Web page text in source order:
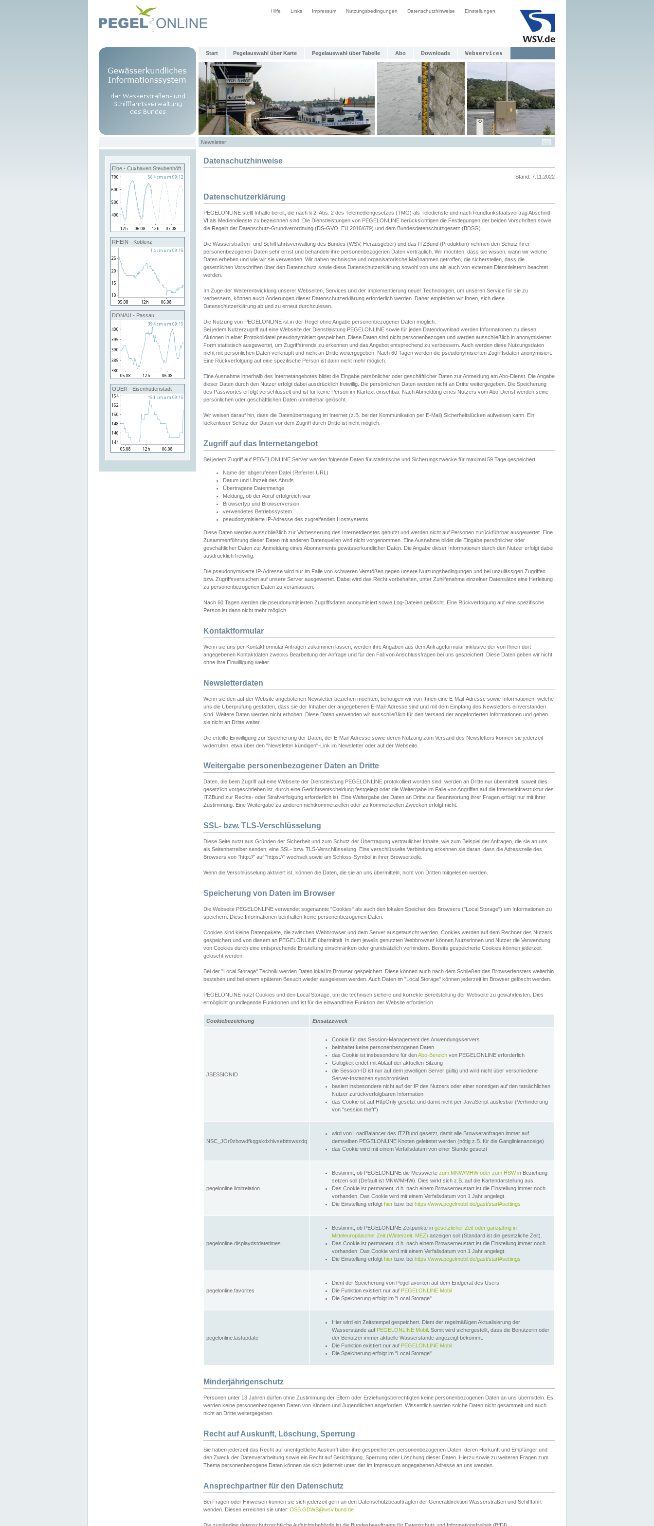
Hilfe Links Impressum Nutzungsbedingungen Datenschutzhinweise Einstellungen
Start Pegelauswahl über Karte Pegelauswahl über Tabelle Abo Downloads Webservices
Newsletter
Elbe - Cuxhaven Steubenhöft
RHEIN - Koblenz
DONAU - Passau
ODER - Eisenhüttenstadt
Datenschutzhinweise
Stand: 7.11.2022
Datenschutzerklärung
PEGELONLINE stellt Inhalte bereit, die nach § 2, Abs. 2 des Telemediengesetzes (TMG) als Teledienste und nach Rundfunkstaatsvertrag Abschnitt
VI als Mediendienste zu bezeichnen sind. Die Dienstleistungen von PEGELONLINE berücksichtigen die Festlegungen der beiden Vorschriften sowie
die Regeln der Datenschutz-Grundverordnung (DS-GVO, EU 2016/679) und dem Bundesdatenschutzgesetz (BDSG).
Die Wasserstraßen- und Schifffahrtsverwaltung des Bundes (WSV, Herausgeber) und das ITZBund (Produktion) nehmen den Schutz ihrer
personenbezogenen Daten sehr ernst und behandeln ihre personenbezogenen Daten vertraulich. Wir möchten, dass sie wissen, wann wir welche
Daten erheben und wie wir sie verwenden. Wir haben technische und organisatorische Maßnahmen getroffen, die sicherstellen, dass die
gesetzlichen Vorschriften über den Datenschutz sowie diese Datenschutzerklärung sowohl von uns als auch von externen Dienstleistern beachtet
werden.
Im Zuge der Weiterentwicklung unserer Webseiten, Services und der Implementierung neuer Technologien, um unseren Service für sie zu
verbessern, können auch Änderungen dieser Datenschutzerklärung erforderlich werden. Daher empfehlen wir Ihnen, sich diese
Datenschutzerklärung ab und zu erneut durchzulesen.
Die Nutzung von PEGELONLINE ist in der Regel ohne Angabe personenbezogener Daten möglich.
Bei jedem Nutzerzugriff auf eine Webseite der Dienstleistung PEGELONLINE sowie für jeden Datendownload werden Informationen zu diesen
Aktionen in einer Protokolldatei pseudonymisiert gespeichert. Diese Daten sind nicht personenbezogen und werden ausschließlich in anonymisierter
Form statistisch ausgewertet, um Zugriffstrends zu erkennen und das Angebot entsprechend zu verbessern. Auch werden diese Nutzungsdaten
nicht mit persönlichen Daten verknüpft und nicht an Dritte weitergegeben. Nach 60 Tagen werden die pseudonymisierten Zugriffsdaten anonymisiert.
Eine Rückverfolgung auf eine spezifische Person ist dann nicht mehr möglich.
Eine Ausnahme innerhalb des Internetangebotes bildet die Eingabe persönlicher oder geschäftlicher Daten zur Anmeldung am Abo-Dienst. Die Angabe
dieser Daten durch den Nutzer erfolgt dabei ausdrücklich freiwillig. Die persönlichen Daten werden nicht an Dritte weitergegeben. Die Speicherung
des Passwortes erfolgt verschlüsselt und ist für keine Person im Klartext einsehbar. Nach Abmeldung eines Nutzers vom Abo-Dienst werden seine
persönlichen oder geschäftlichen Daten unmittelbar gelöscht.
Wir weisen darauf hin, dass die Datenübertragung im Internet (z.B. bei der Kommunikation per E-Mail) Sicherheitslücken aufweisen kann. Ein
lückenloser Schutz der Daten vor dem Zugriff durch Dritte ist nicht möglich.
Zugriff auf das Internetangebot
Bei jedem Zugriff auf PEGELONLINE Server werden folgende Daten für statistische und Sicherungszwecke für maximal 59 Tage gespeichert:
Name der abgerufenen Datei (Referrer URL)
Datum und Uhrzeit des Abrufs
Übertragene Datenmenge
Meldung, ob der Abruf erfolgreich war
Browsertyp und Browserversion
verwendetes Betriebssystem
pseudonymisierte IP-Adresse des zugreifenden Hostsystems
Diese Daten werden ausschließlich zur Verbesserung des Internetdienstes genutzt und werden nicht auf Personen zurückführbar ausgewertet. Eine
Zusammenführung dieser Daten mit anderen Datenquellen wird nicht vorgenommen. Eine Ausnahme bildet die Eingabe persönlicher oder
geschäftlicher Daten zur Anmeldung eines Abonnements gewässerkundlicher Daten. Die Angabe dieser Informationen durch den Nutzer erfolgt dabei
ausdrücklich freiwillig.
Die pseudonymisierte IP-Adresse wird nur im Falle von schweren Verstößen gegen unsere Nutzungsbedingungen und bei unzulässigen Zugriffen
bzw. Zugriffsversuchen auf unsere Server ausgewertet. Dabei wird das Recht vorbehalten, unter Zuhilfenahme einzelner Datensätze eine Herleitung
zu personenbezogenen Daten zu veranlassen.
Nach 60 Tagen werden die pseudonymisierten Zugriffsdaten anonymisiert sowie Log-Dateien gelöscht. Eine Rückverfolgung auf eine spezifische
Person ist dann nicht mehr möglich.
Kontaktformular
Wenn sie uns per Kontaktformular Anfragen zukommen lassen, werden ihre Angaben aus dem Anfrageformular inklusive der von Ihnen dort
angegebenen Kontaktdaten zwecks Bearbeitung der Anfrage und für den Fall von Anschlussfragen bei uns gespeichert. Diese Daten geben wir nicht
ohne ihre Einwilligung weiter.
Newsletterdaten
Wenn sie den auf der Website angebotenen Newsletter beziehen möchten, benötigen wir von Ihnen eine E-Mail-Adresse sowie Informationen, welche
uns die Überprüfung gestatten, dass sie der Inhaber der angegebenen E-Mail-Adresse sind und mit dem Empfang des Newsletters einverstanden
sind. Weitere Daten werden nicht erhoben. Diese Daten verwenden wir ausschließlich für den Versand der angeforderten Informationen und geben
sie nicht an Dritte weiter.
Die erteilte Einwilligung zur Speicherung der Daten, der E-Mail-Adresse sowie deren Nutzung zum Versand des Newsletters können sie jederzeit
widerrufen, etwa über den "Newsletter kündigen"-Link im Newsletter oder auf der Webseite.
Weitergabe personenbezogener Daten an Dritte
Daten, die beim Zugriff auf eine Webseite der Dienstleistung PEGELONLINE protokolliert worden sind, werden an Dritte nur übermittelt, soweit dies
gesetzlich vorgeschrieben ist, durch eine Gerichtsentscheidung festgelegt oder die Weitergabe im Falle von Angriffen auf die Internetinfrastruktur des
ITZBund zur Rechts- oder Strafverfolgung erforderlich ist. Eine Weitergabe der Daten an Dritte zur Beantwortung ihrer Fragen erfolgt nur mit ihrer
Zustimmung. Eine Weitergabe zu anderen nichtkommerziellen oder zu kommerziellen Zwecken erfolgt nicht.
SSL- bzw. TLS-Verschlüsselung
Diese Seite nutzt aus Gründen der Sicherheit und zum Schutz der Übertragung vertraulicher Inhalte, wie zum Beispiel der Anfragen, die sie an uns
als Seitenbetreiber senden, eine SSL- bzw. TLS-Verschlüsselung. Eine verschlüsselte Verbindung erkennen sie daran, dass die Adresszeile des
Browsers von "http://" auf "https://" wechselt sowie am Schloss-Symbol in ihrer Browserzeile.
Wenn die Verschlüsselung aktiviert ist, können die Daten, die sie an uns übermitteln, nicht von Dritten mitgelesen werden.
Speicherung von Daten im Browser
Die Webseite PEGELONLINE verwendet sogenannte "Cookies" als auch den lokalen Speicher des Browsers ("Local Storage") um Informationen zu
speichern. Diese Informationen beinhalten keine personenbezogenen Daten.
Cookies sind kleine Datenpakete, die zwischen Webbrowser und dem Server ausgetauscht werden. Cookies werden auf dem Rechner des Nutzers
gespeichert und von diesem an PEGELONLINE übermittelt. In dem jeweils genutzten Webbrowser können Nutzerinnen und Nutzer die Verwendung
von Cookies durch eine entsprechende Einstellung einschränken oder grundsätzlich verhindern. Bereits gespeicherte Cookies können jederzeit
gelöscht werden.
Bei der "Local Storage" Technik werden Daten lokal im Browser gespeichert. Diese können auch nach dem Schließen des Browserfensters weiterhin
bestehen und bei einem späteren Besuch wieder ausgelesen werden. Auch Daten im "Local Storage" können jederzeit im Browser gelöscht werden.
PEGELONLINE nutzt Cookies und den Local Storage, um die technisch sichere und korrekte Bereitstellung der Webseite zu gewährleisten. Dies
ermöglicht grundlegende Funktionen und ist für die einwandfreie Funktion der Website erforderlich.
Cookiebezeichung Einsatzzweck
JSESSIONID
Cookie für das Session-Management des Anwendungsservers
beinhaltet keine personenbezogenen Daten
das Cookie ist insbesondere für denAbo-Bereich von PEGELONLINE erforderlich
Gültigkeit endet mit Ablauf der aktuellen Sitzung
die Session-ID ist nur auf dem jeweiligen Server gültig und wird nicht über verschiedene
Server-Instanzen synchronisiert
basiert insbesondere nicht auf der IP des Nutzers oder einer sonstigen auf den tatsächlichen
Nutzer zurückverfolgbaren Information
das Cookie ist auf HttpOnly gesetzt und damit nicht per JavaScript auslesbar (Verhinderung
von "session theft")
NSC_JOr0zbowdfkqgskdxhlvsebttswszdq
wird von LoadBalancer des ITZBund gesetzt, damit alle Browseranfragen immer auf
demselben PEGELONLINE Knoten geleitetet werden (nötig z.B. für die Ganglinienanzeige)
das Cookie wird mit einem Verfallsdatum von einer Stunde gesetzt
pegelonline.limitrelation
Bestimmt, ob PEGELONLINE die Messwerte zum MNW/MHW oder zum HSWin Beziehung
setzen soll (Default ist MNW/MHW). Dies wirkt sich z.B. auf die Kartendarstellung aus.
Das Cookie ist permanent, d.h. nach einem Browserneustart ist die Einstellung immer noch
vorhanden. Das Cookie wird mit einem Verfallsdatum von 1 Jahr angelegt.
Die Einstellung erfolgt hier bzw. bei https://www.pegelmobil.de/gast/start#settings
pegelonline.displaydstdatetimes
Bestimmt, ob PEGELONLINE Zeitpunkte in gesetzlicher Zeit oder ganzjährig in
Mitteleuropäischer Zeit (Winterzeit, MEZ) anzeigen soll (Standard ist die gesetzliche Zeit).
Das Cookie ist permanent, d.h. nach einem Browserneustart ist die Einstellung immer noch
vorhanden. Das Cookie wird mit einem Verfallsdatum von 1 Jahr angelegt.
Die Einstellung erfolgt hier bzw. bei https://www.pegelmobil.de/gast/start#settings
pegelonline.favorites
Dient der Speicherung von Pegelfavoriten auf dem Endgerät des Users
Die Funktion existiert nur auf PEGELONLINE Mobil
Die Speicherung erfolgt im "Local Storage"
pegelonline.lastupdate
Hier wird ein Zeitstempel gespeichert. Dient der regelmäßigen Aktualisierung der
Wasserstände auf PEGELONLINE Mobil . Somit wird sichergestellt, dass die Benutzerin oder
der Benutzer immer aktuelle Wasserstände angezeigt bekommt.
Die Funktion existiert nur auf PEGELONLINE Mobil
Die Speicherung erfolgt im "Local Storage"
Minderjährigenschutz
Personen unter 18 Jahren dürfen ohne Zustimmung der Eltern oder Erziehungsberechtigten keine personenbezogenen Daten an uns übermitteln. Es
werden keine personenbezogenen Daten von Kindern und Jugendlichen angefordert. Wissentlich werden solche Daten nicht gesammelt und auch
nicht an Dritte weitergegeben.
Recht auf Auskunft, Löschung, Sperrung
Sie haben jederzeit das Recht auf unentgeltliche Auskunft über ihre gespeicherten personenbezogenen Daten, deren Herkunft und Empfänger und
den Zweck der Datenverarbeitung sowie ein Recht auf Berichtigung, Sperrung oder Löschung dieser Daten. Hierzu sowie zu weiteren Fragen zum
Thema personenbezogene Daten können sie sich jederzeit unter der im Impressum angegebenen Adresse an uns wenden.
Ansprechpartner für den Datenschutz
Bei Fragen oder Hinweisen können sie sich jederzeit gern an den Datenschutzbeauftragten der Generaldirektion Wasserstraßen und Schifffahrt
wenden. Diesen erreichen sie unter: DSB.GDWS@wsv.bund.de